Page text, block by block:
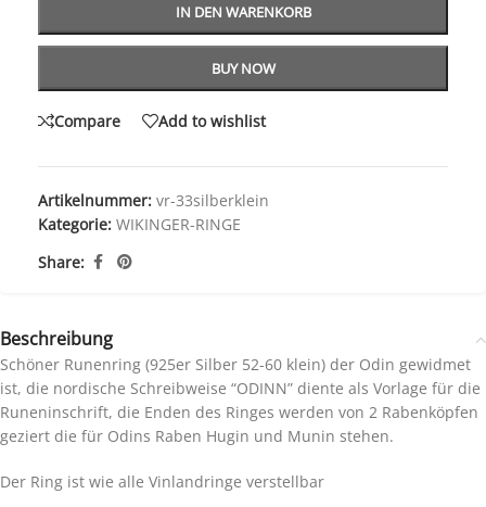
IN DEN WARENKORB
BUY NOW
Compare Add to wishlist
Artikelnummer: vr-33silberklein
Kategorie: WIKINGER-RINGE
Share:
Beschreibung
Schöner Runenring (925er Silber 52-60 klein) der Odin gewidmet
ist, die nordische Schreibweise “ODINN” diente als Vorlage für die
Runeninschrift, die Enden des Ringes werden von 2 Rabenköpfen
geziert die für Odins Raben Hugin und Munin stehen.
Der Ring ist wie alle Vinlandringe verstellbar